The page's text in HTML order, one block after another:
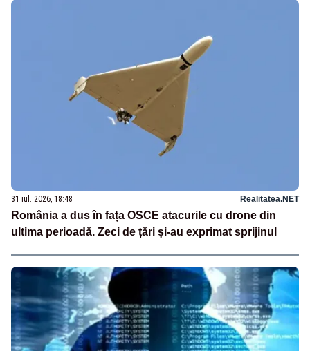
31 iul. 2026, 18:48 Realitatea.NET
România a dus în fața OSCE atacurile cu drone din
ultima perioadă. Zeci de țări și-au exprimat sprijinul